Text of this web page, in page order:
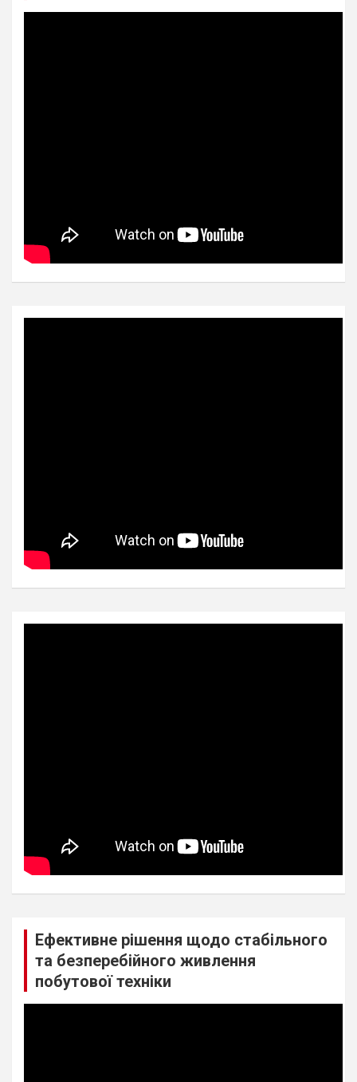
Ефективне рішення щодо стабільного
та безперебійного живлення
побутової техніки